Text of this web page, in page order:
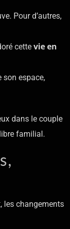
Pour d’autres,
cette vie en
son espace,
dans le couple
familial.
les changements